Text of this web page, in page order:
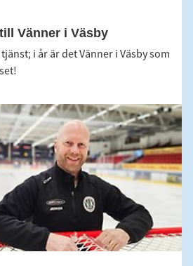
Vänner i Väsby
i år är det Vänner i Väsby som